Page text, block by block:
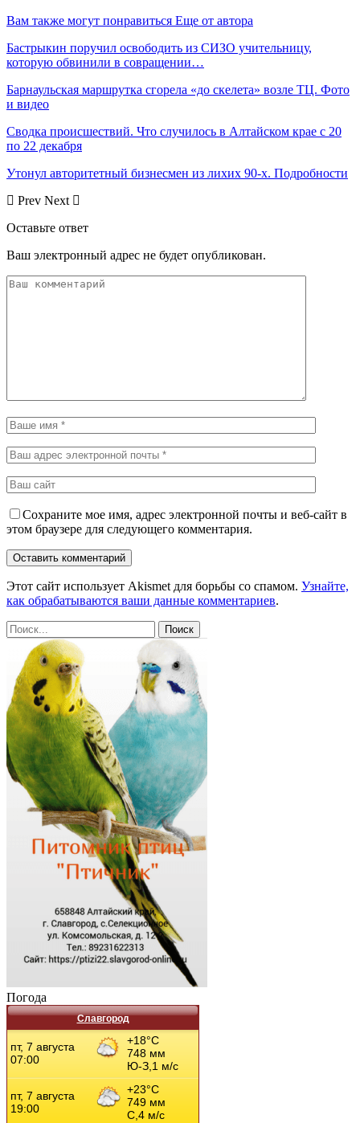
Вам также могут понравиться Еще от автора
Бастрыкин поручил освободить из СИЗО учительницу,
которую обвинили в совращении…
Барнаульская маршрутка сгорела «до скелета» возле ТЦ. Фото
и видео
Сводка происшествий. Что случилось в Алтайском крае с 20
по 22 декабря
Утонул авторитетный бизнесмен из лихих 90-х. Подробности
Prev Next
Оставьте ответ
Ваш электронный адрес не будет опубликован.
Сохраните мое имя, адрес электронной почты и веб-сайт в
этом браузере для следующего комментария.
Этот сайт использует Akismet для борьбы со спамом. Узнайте,
как обрабатываются ваши данные комментариев.
Погода
Славгород